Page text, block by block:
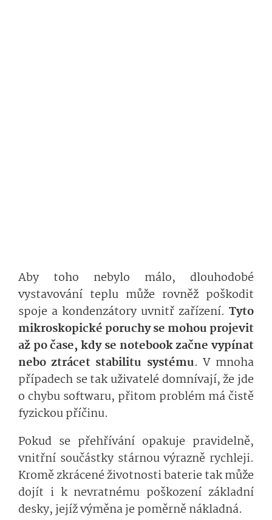
Aby toho nebylo málo, dlouhodobé
vystavování teplu může rovněž poškodit
spoje a kondenzátory uvnitř zařízení. Tyto
mikroskopické poruchy se mohou projevit
až po čase, kdy se notebook začne vypínat
nebo ztrácet stabilitu systému. V mnoha
případech se tak uživatelé domnívají, že jde
o chybu softwaru, přitom problém má čistě
fyzickou příčinu.
Pokud se přehřívání opakuje pravidelně,
vnitřní součástky stárnou výrazně rychleji.
Kromě zkrácené životnosti baterie tak může
dojít i k nevratnému poškození základní
desky, jejíž výměna je poměrně nákladná.